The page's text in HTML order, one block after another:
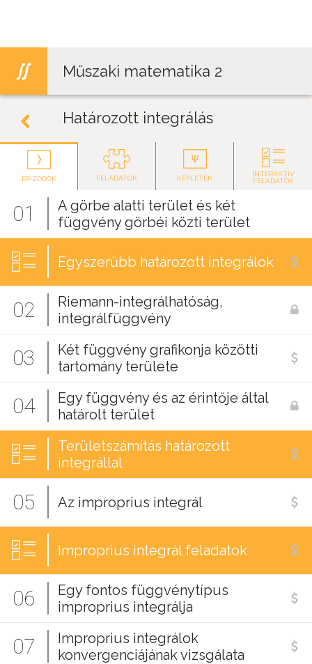
Műszaki matematika 2
Határozott integrálás
EPIZÓDOK FELADATOK KÉPLETEK
INTERAKTÍV
FELADATOK
01
A görbe alatti terület és két
függvény görbéi közti terület
Egyszerűbb határozott integrálok
02
Riemann-integrálhatóság,
integrálfüggvény
03
Két függvény grafikonja közötti
tartomány területe
04
Egy függvény és az érintője által
határolt terület
Területszámítás határozott
integrállal
05 Az improprius integrál
Improprius integrál feladatok
06
Egy fontos függvénytípus
improprius integrálja
07
Improprius integrálok
konvergenciájának vizsgálata